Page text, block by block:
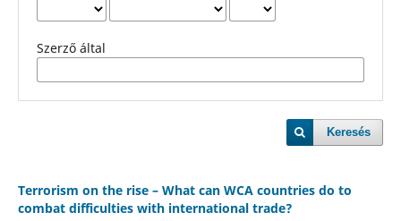
Szerző által
Keresés
Terrorism on the rise – What can WCA countries do to
combat difficulties with international trade?